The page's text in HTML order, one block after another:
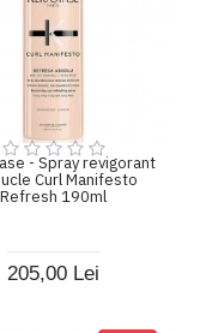
- Spray revigorant
Curl Manifesto
Refresh 190ml
205,00 Lei